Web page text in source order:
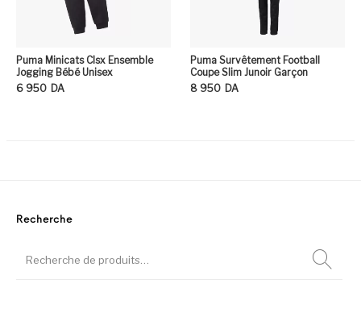
Puma Minicats Clsx Ensemble
Jogging Bébé Unisex
6 950 DA
Puma Survêtement Football
Coupe Slim Junoir Garçon
8 950 DA
Recherche